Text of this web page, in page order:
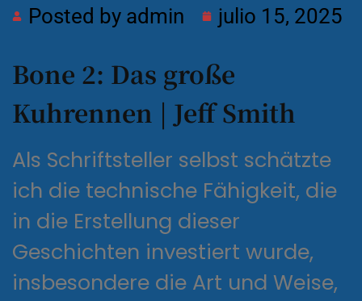
Posted by admin julio 15, 2025
Bone 2: Das große
Kuhrennen | Jeff Smith
Als Schriftsteller selbst schätzte
ich die technische Fähigkeit, die
in die Erstellung dieser
Geschichten investiert wurde,
insbesondere die Art und Weise,